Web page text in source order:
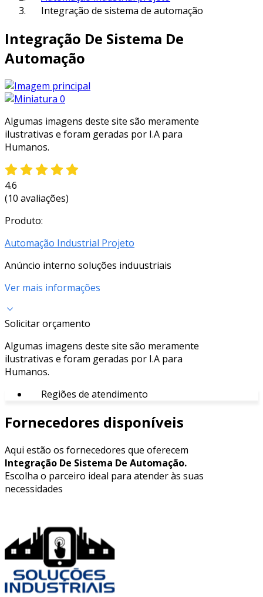
Integração de sistema de automação
Integração De Sistema De
Automação
Algumas imagens deste site são meramente
ilustrativas e foram geradas por I.A para
Humanos.
4.6
(10 avaliações)
Produto:
Automação Industrial Projeto
Anúncio interno soluções induustriais
Ver mais informações
Solicitar orçamento
Algumas imagens deste site são meramente
ilustrativas e foram geradas por I.A para
Humanos.
Regiões de atendimento
Fornecedores disponíveis
Aqui estão os fornecedores que oferecem
Integração De Sistema De Automação.
Escolha o parceiro ideal para atender às suas
necessidades